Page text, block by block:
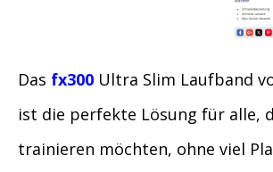
Das fx300 Ultra Slim Laufband
ist die perfekte Lösung für alle,
trainieren möchten, ohne viel